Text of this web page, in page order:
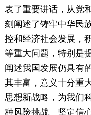
表了重要讲话，从党
刻阐述了铸牢中华民
控和经济社会发展，
等重大问题，特别是
阐述我国发展仍具有
其丰富，意义十分重
思想新战略，为我们
种风险挑战、坚定信